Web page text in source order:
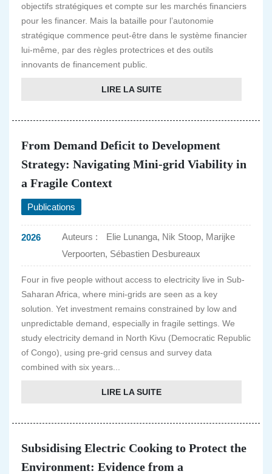
objectifs stratégiques et compte sur les marchés financiers
pour les financer. Mais la bataille pour l’autonomie
stratégique commence peut-être dans le système financier
lui-même, par des règles protectrices et des outils
innovants de financement public.
LIRE LA SUITE
From Demand Deficit to Development
Strategy: Navigating Mini-grid Viability in
a Fragile Context
Publications
2026 Auteurs :
Elie Lunanga, Nik Stoop, Marijke
Verpoorten, Sébastien Desbureaux
Four in five people without access to electricity live in Sub-
Saharan Africa, where mini-grids are seen as a key
solution. Yet investment remains constrained by low and
unpredictable demand, especially in fragile settings. We
study electricity demand in North Kivu (Democratic Republic
of Congo), using pre-grid census and survey data
combined with six years...
LIRE LA SUITE
Subsidising Electric Cooking to Protect the
Environment: Evidence from a